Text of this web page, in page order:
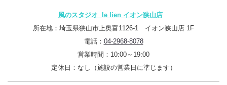
風のスタジオ le lien イオン狭山店
所在地：埼玉県狭山市上奥富1126-1 イオン狭山店 1F
電話： 04-2968-8078
営業時間：10:00～19:00
定休日：なし（施設の営業日に準じます）